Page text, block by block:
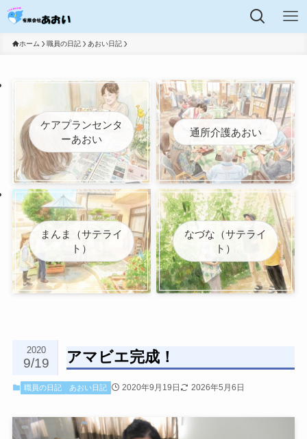
ホーム 職員の日記 あおい日記
ケアプランセンタ
ーあおい
通所介護あおい
まんま（サテライ
ト）
なづな（サテライ
ト）
アマビエ完成！
2020
9/19
職員の日記 あおい日記 2020年9月19日 2026年5月6日